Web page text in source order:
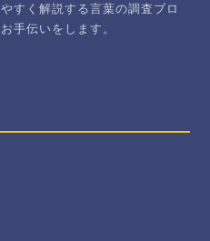
すく解説する言葉の調査ブロ
手伝いをします。